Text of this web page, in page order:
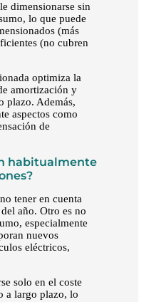
dimensionarse sin
lo que puede
(más
(no cubren
optimiza la
amortización y
plazo. Además,
aspectos como
de
habitualmente
tener en cuenta
año. Otro es no
especialmente
nuevos
eléctricos,
solo en el coste
a largo plazo, lo